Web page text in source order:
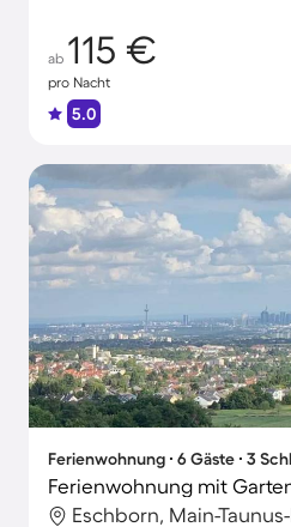
ab 115 €
pro Nacht
5.0
Ferienwohnung ∙ 6 Gäste ∙ 3
Eschborn, Main-